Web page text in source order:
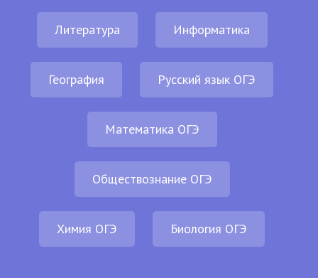
Литература Информатика
География Русский язык ОГЭ
Математика ОГЭ
Обществознание ОГЭ
Химия ОГЭ Биология ОГЭ